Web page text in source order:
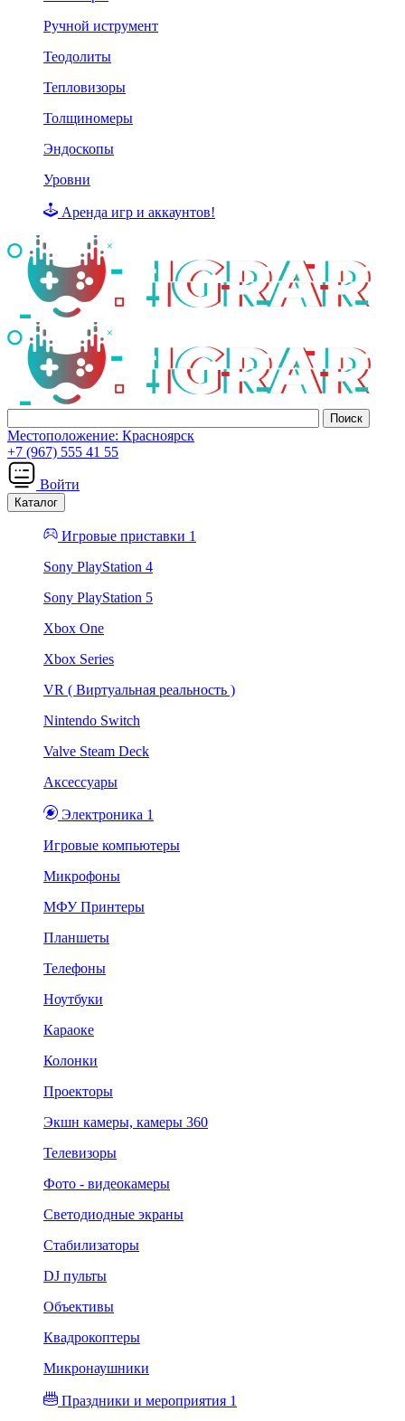
Ручной иструмент
Теодолиты
Тепловизоры
Толщиномеры
Эндоскопы
Уровни
Аренда игр и аккаунтов!
Местоположение: Красноярск
+7 (967) 555 41 55
Войти
Каталог
Игровые приставки 1
Sony PlayStation 4
Sony PlayStation 5
Xbox One
Xbox Series
VR ( Виртуальная реальность )
Nintendo Switch
Valve Steam Deck
Аксессуары
Электроника 1
Игровые компьютеры
Микрофоны
МФУ Принтеры
Планшеты
Телефоны
Ноутбуки
Караоке
Колонки
Проекторы
Экшн камеры, камеры 360
Телевизоры
Фото - видеокамеры
Светодиодные экраны
Стабилизаторы
DJ пульты
Объективы
Квадрокоптеры
Микронаушники
Праздники и мероприятия 1